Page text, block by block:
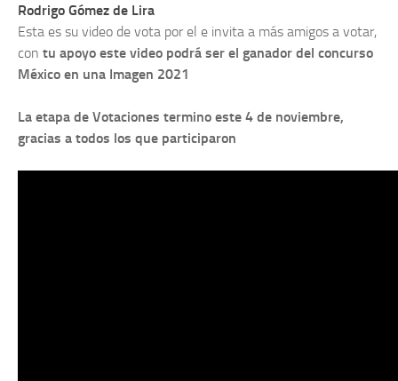
Rodrigo Gómez de Lira
Esta es su video de vota por el e invita a más amigos a votar,
con tu apoyo este video podrá ser el ganador del concurso
México en una Imagen 2021
La etapa de Votaciones termino este 4 de noviembre,
gracias a todos los que participaron